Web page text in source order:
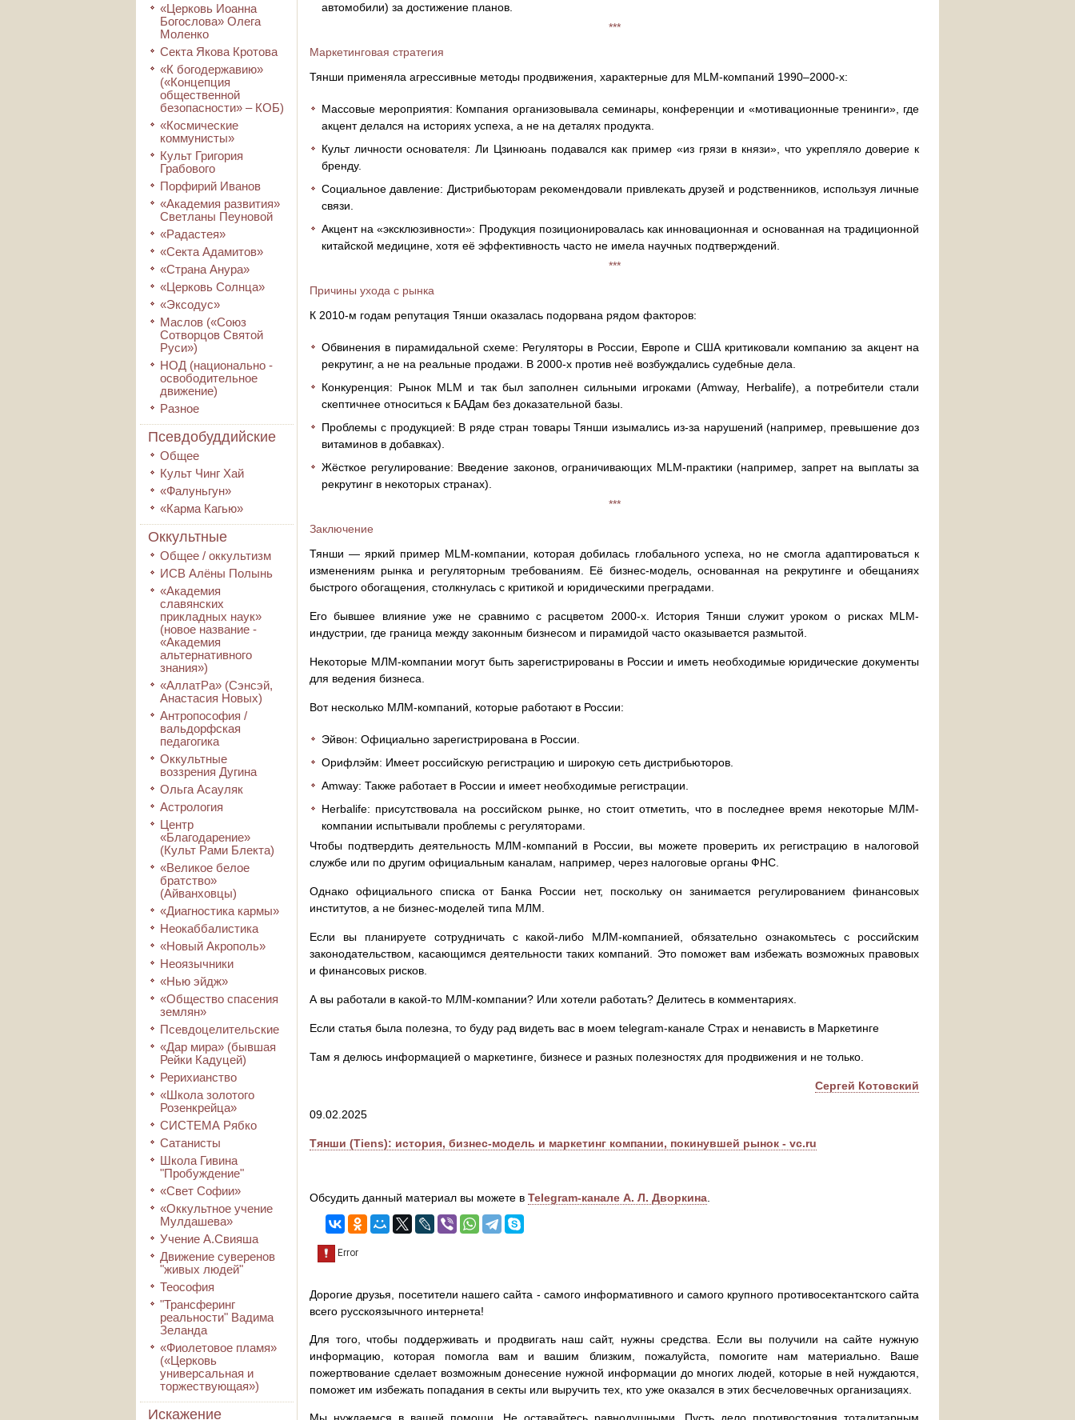
«Церковь Иоанна
Богослова» Олега
Моленко
Секта Якова Кротова
«К богодержавию»
(«Концепция
общественной
безопасности» – КОБ)
«Космические
коммунисты»
Культ Григория
Грабового
Порфирий Иванов
«Академия развития»
Светланы Пеуновой
«Радастея»
«Секта Адамитов»
«Страна Анура»
«Церковь Солнца»
«Эксодус»
Маслов («Союз
Сотворцов Святой
Руси»)
НОД (национально -
освободительное
движение)
Разное
Псевдобуддийские
Общее
Культ Чинг Хай
«Фалуньгун»
«Карма Кагью»
Оккультные
Общее / оккультизм
ИСВ Алёны Полынь
«Академия
славянских
прикладных наук»
(новое название -
«Академия
альтернативного
знания»)
«АллатРа» (Сэнсэй,
Анастасия Новых)
Антропософия /
вальдорфская
педагогика
Оккультные
воззрения Дугина
Ольга Асауляк
Астрология
Центр
«Благодарение»
(Культ Рами Блекта)
«Великое белое
братство»
(Айванховцы)
«Диагностика кармы»
Неокаббалистика
«Новый Акрополь»
Неоязычники
«Нью эйдж»
«Общество спасения
землян»
Псевдоцелительские
«Дар мира» (бывшая
Рейки Кадуцей)
Рерихианство
«Школа золотого
Розенкрейца»
СИСТЕМА Рябко
Сатанисты
Школа Гивина
"Пробуждение"
«Свет Софии»
«Оккультное учение
Мулдашева»
Учение А.Свияша
Движение суверенов
"живых людей"
Теософия
"Трансферинг
реальности" Вадима
Зеланда
«Фиолетовое пламя»
(«Церковь
универсальная и
торжествующая»)
Искажение
автомобили) за достижение планов.
***
Маркетинговая стратегия
Тянши применяла агрессивные методы продвижения, характерные для MLM-компаний 1990–2000-х:
Массовые мероприятия: Компания организовывала семинары, конференции и «мотивационные тренинги», где
акцент делался на историях успеха, а не на деталях продукта.
Культ личности основателя: Ли Цзинюань подавался как пример «из грязи в князи», что укрепляло доверие к
бренду.
Социальное давление: Дистрибьюторам рекомендовали привлекать друзей и родственников, используя личные
связи.
Акцент на «эксклюзивности»: Продукция позиционировалась как инновационная и основанная на традиционной
китайской медицине, хотя её эффективность часто не имела научных подтверждений.
***
Причины ухода с рынка
К 2010-м годам репутация Тянши оказалась подорвана рядом факторов:
Обвинения в пирамидальной схеме: Регуляторы в России, Европе и США критиковали компанию за акцент на
рекрутинг, а не на реальные продажи. В 2000-х против неё возбуждались судебные дела.
Конкуренция: Рынок MLM и так был заполнен сильными игроками (Amway, Herbalife), а потребители стали
скептичнее относиться к БАДам без доказательной базы.
Проблемы с продукцией: В ряде стран товары Тянши изымались из-за нарушений (например, превышение доз
витаминов в добавках).
Жёсткое регулирование: Введение законов, ограничивающих MLM-практики (например, запрет на выплаты за
рекрутинг в некоторых странах).
***
Заключение
Тянши — яркий пример MLM-компании, которая добилась глобального успеха, но не смогла адаптироваться к
изменениям рынка и регуляторным требованиям. Её бизнес-модель, основанная на рекрутинге и обещаниях
быстрого обогащения, столкнулась с критикой и юридическими преградами.
Его бывшее влияние уже не сравнимо с расцветом 2000-х. История Тянши служит уроком о рисках MLM-
индустрии, где граница между законным бизнесом и пирамидой часто оказывается размытой.
Некоторые МЛМ-компании могут быть зарегистрированы в России и иметь необходимые юридические документы
для ведения бизнеса.
Вот несколько МЛМ-компаний, которые работают в России:
Эйвон: Официально зарегистрирована в России.
Орифлэйм: Имеет российскую регистрацию и широкую сеть дистрибьюторов.
Amway: Также работает в России и имеет необходимые регистрации.
Herbalife: присутствовала на российском рынке, но стоит отметить, что в последнее время некоторые МЛМ-
компании испытывали проблемы с регуляторами.
Чтобы подтвердить деятельность МЛМ-компаний в России, вы можете проверить их регистрацию в налоговой
службе или по другим официальным каналам, например, через налоговые органы ФНС.
Однако официального списка от Банка России нет, поскольку он занимается регулированием финансовых
институтов, а не бизнес-моделей типа МЛМ.
Если вы планируете сотрудничать с какой-либо МЛМ-компанией, обязательно ознакомьтесь с российским
законодательством, касающимся деятельности таких компаний. Это поможет вам избежать возможных правовых
и финансовых рисков.
А вы работали в какой-то МЛМ-компании? Или хотели работать? Делитесь в комментариях.
Если статья была полезна, то буду рад видеть вас в моем telegram-канале Страх и ненависть в Маркетинге
Там я делюсь информацией о маркетинге, бизнесе и разных полезностях для продвижения и не только.
Сергей Котовский
09.02.2025
Тянши (Tiens): история, бизнес-модель и маркетинг компании, покинувшей рынок - vc.ru
Обсудить данный материал вы можете в Telegram-канале А. Л. Дворкина
Дорогие друзья, посетители нашего сайта - самого информативного и самого крупного противосектантского сайта
всего русскоязычного интернета!
Для того, чтобы поддерживать и продвигать наш сайт, нужны средства. Если вы получили на сайте нужную
информацию, которая помогла вам и вашим близким, пожалуйста, помогите нам материально. Ваше
пожертвование сделает возможным донесение нужной информации до многих людей, которые в ней нуждаются,
поможет им избежать попадания в секты или выручить тех, кто уже оказался в этих бесчеловечных организациях.